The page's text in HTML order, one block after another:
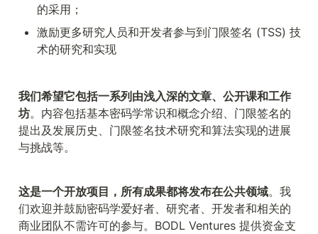
的采用；
激励更多研究人员和开发者参与到门限签名 (TSS) 技
术的研究和实现
我们希望它包括一系列由浅入深的文章、公开课和工作
坊。内容包括基本密码学常识和概念介绍、门限签名的
提出及发展历史、门限签名技术研究和算法实现的进展
与挑战等。
这是一个开放项目，所有成果都将发布在公共领域。我
们欢迎并鼓励密码学爱好者、研究者、开发者和相关的
商业团队不需许可的参与。BODL Ventures 提供资金支